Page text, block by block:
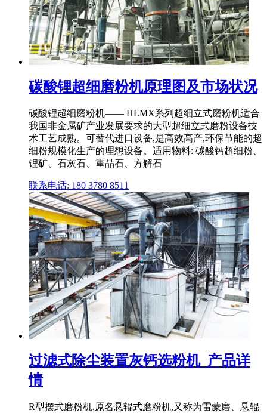
碳酸锂超细磨粉机原理图及市场状况
碳酸锂超细磨粉机—— HLMX系列超细立式磨粉机适合
我国非金属矿产业发展要求的大型超细立式磨粉设备技
术工艺成熟。可替代进口设备,是高效高产,环保节能的超
细粉规模化生产的理想设备。适用物料: 碳酸钙超细粉、
锂矿、石灰石、重晶石、方解石
联系电话: 180 3780 8511
过滤式除尘装置灰钙选粉机_产品详
情
R型摆式磨粉机,原名悬辊式磨粉机,又称为雷蒙磨、悬辊